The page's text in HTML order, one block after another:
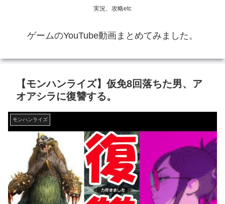
実況、攻略etc
ゲームのYouTube動画まとめてみました。
【モンハンライズ】仮免8回落ちた男、ア
オアシラに復讐する。
モンハンライズ